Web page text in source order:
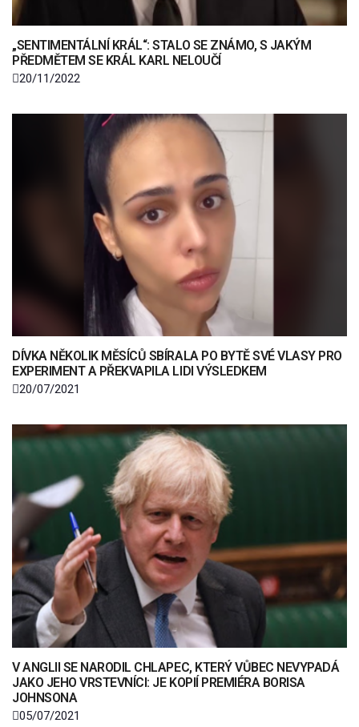
„SENTIMENTÁLNÍ KRÁL“: STALO SE ZNÁMO, S JAKÝM
PŘEDMĚTEM SE KRÁL KARL NELOUČÍ
20/11/2022
DÍVKA NĚKOLIK MĚSÍCŮ SBÍRALA PO BYTĚ SVÉ VLASY PRO
EXPERIMENT A PŘEKVAPILA LIDI VÝSLEDKEM
20/07/2021
V ANGLII SE NARODIL CHLAPEC, KTERÝ VŮBEC NEVYPADÁ
JAKO JEHO VRSTEVNÍCI: JE KOPIÍ PREMIÉRA BORISA
JOHNSONA
05/07/2021